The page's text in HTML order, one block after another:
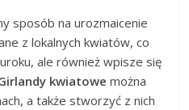
sposób na urozmaicenie
z lokalnych kwiatów, co
ale również wpisze się
kwiatowe można
a także stworzyć z nich